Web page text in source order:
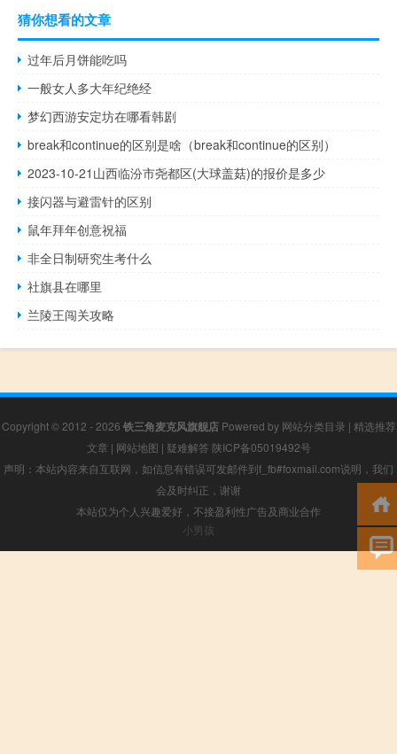
猜你想看的文章
过年后月饼能吃吗
一般女人多大年纪绝经
梦幻西游安定坊在哪看韩剧
break和continue的区别是啥（break和continue的区别）
2023-10-21山西临汾市尧都区(大球盖菇)的报价是多少
接闪器与避雷针的区别
鼠年拜年创意祝福
非全日制研究生考什么
社旗县在哪里
兰陵王闯关攻略
Copyright © 2012 - 2026 铁三角麦克风旗舰店Powered by 网站分类目录 | 精选推荐
文章 | 网站地图 | 疑难解答 陕ICP备05019492号
声明：本站内容来自互联网，如信息有错误可发邮件到f_fb#foxmail.com说明，我们
会及时纠正，谢谢
本站仅为个人兴趣爱好，不接盈利性广告及商业合作
小男孩